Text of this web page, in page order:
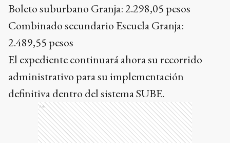
Boleto suburbano Granja: 2.298,05 pesos
Combinado secundario Escuela Granja:
2.489,55 pesos
El expediente continuará ahora su recorrido
administrativo para su implementación
definitiva dentro del sistema SUBE.
Ads